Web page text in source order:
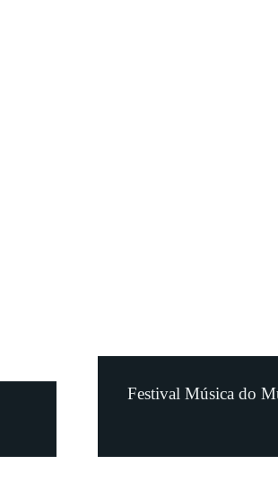
Festival Música do